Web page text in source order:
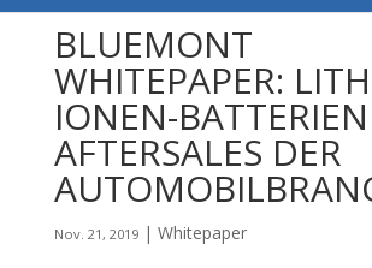
BLUEMONT
WHITEPAPER:
IONEN-
AFTERSALES DER
Nov. 21, 2019| Whitepaper